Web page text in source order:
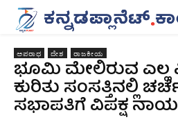
ಅಪರಾಧ ದೇಶ ರಾಜಕೀಯ
ಭೂಮಿ ಮೇಲಿರುವ ಎಲ್ಲ
ಕುರಿತು ಸಂಸತ್ತಿನಲ್ಲಿ
ಸಭಾಪತಿಗೆ ವಿಪಕ್ಷ